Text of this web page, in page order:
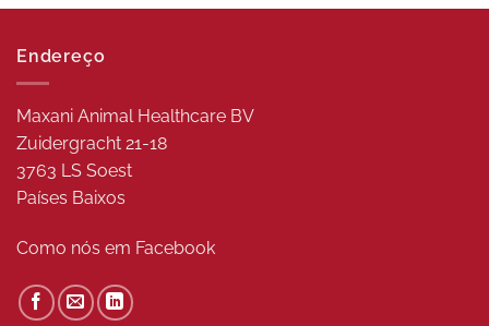
Endereço
Maxani Animal Healthcare BV
Zuidergracht 21-18
3763 LS Soest
Países Baixos
Como nós em Facebook